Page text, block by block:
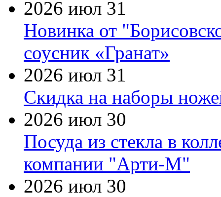
2026 июл 31
Новинка от
соусник «Гранат»
2026 июл 31
Скидка на наборы
2026 июл 30
Посуда из стекла в
компании "Арти-М"
2026 июл 30